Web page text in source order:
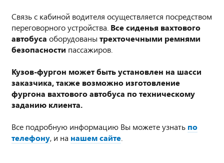
Связь с кабиной водителя осуществляется посредством
переговорного устройства. Все сиденья вахтового
автобуса оборудованы трехточечными ремнями
безопасности пассажиров.
Кузов-фургон может быть установлен на шасси
заказчика, также возможно изготовление
фургона вахтового автобуса по техническому
заданию клиента.
Все подробную информацию Вы можете узнать по
телефону, и на нашем сайте